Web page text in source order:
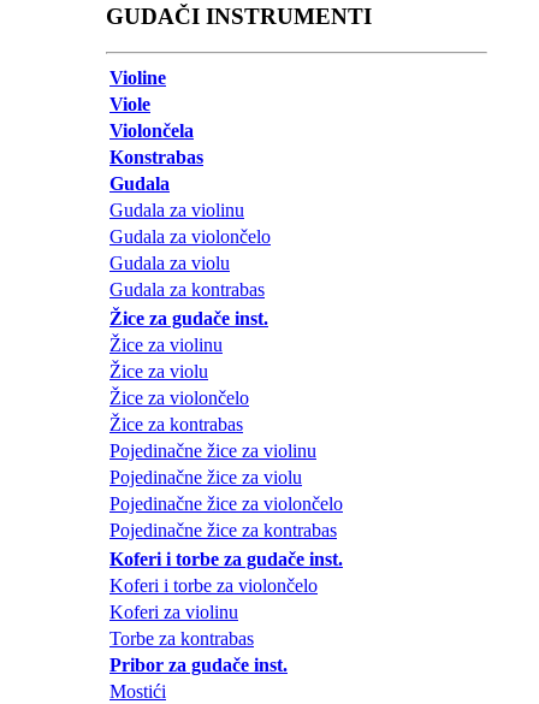
GUDAČI INSTRUMENTI
Violine
Viole
Violončela
Konstrabas
Gudala
Gudala za violinu
Gudala za violončelo
Gudala za violu
Gudala za kontrabas
Žice za gudače inst.
Žice za violinu
Žice za violu
Žice za violončelo
Žice za kontrabas
Pojedinačne žice za violinu
Pojedinačne žice za violu
Pojedinačne žice za violončelo
Pojedinačne žice za kontrabas
Koferi i torbe za gudače inst.
Koferi i torbe za violončelo
Koferi za violinu
Torbe za kontrabas
Pribor za gudače inst.
Mostići